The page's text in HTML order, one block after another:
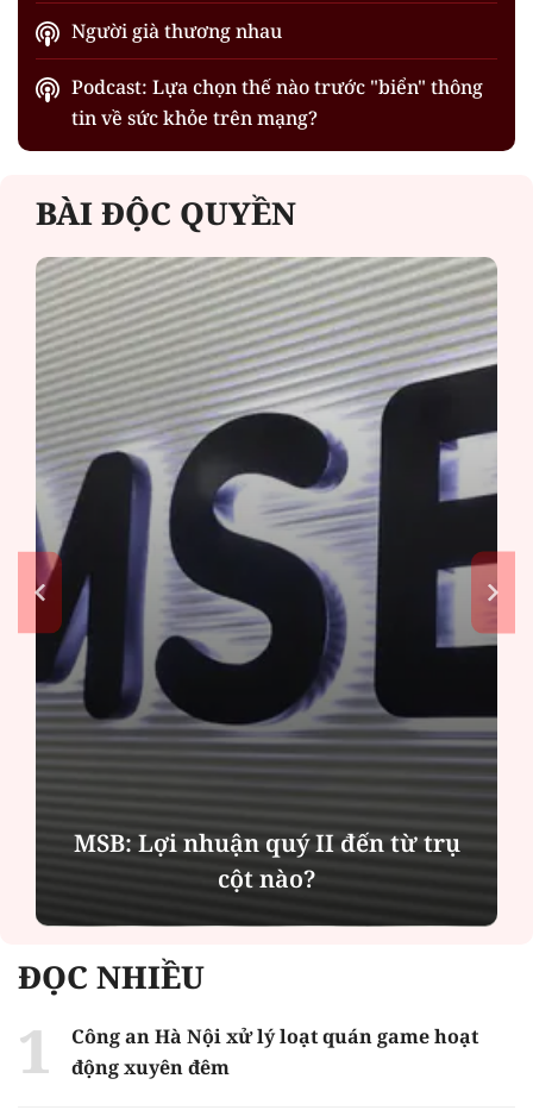
Người già thương nhau
Podcast: Lựa chọn thế nào trước "biển" thông
tin về sức khỏe trên mạng?
BÀI ĐỘC QUYỀN
MSB: Lợi nhuận quý II đến từ trụ
cột nào?
ĐỌC NHIỀU
Công an Hà Nội xử lý loạt quán game hoạt
động xuyên đêm